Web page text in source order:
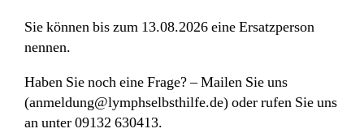
Sie können bis zum 13.08.2026 eine Ersatzperson
nennen.
Haben Sie noch eine Frage? – Mailen Sie uns
(anmeldung@lymphselbsthilfe.de) oder rufen Sie uns
an unter 09132 630413.